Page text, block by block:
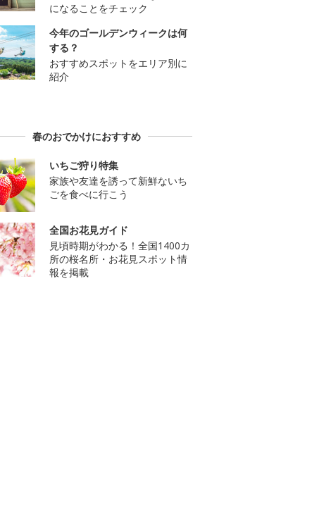
になることをチェック
今年のゴールデンウィークは何
する？
おすすめスポットをエリア別に
紹介
春のおでかけにおすすめ
いちご狩り特集
家族や友達を誘って新鮮ないち
ごを食べに行こう
全国お花見ガイド
見頃時期がわかる！全国1400カ
所の桜名所・お花見スポット情
報を掲載